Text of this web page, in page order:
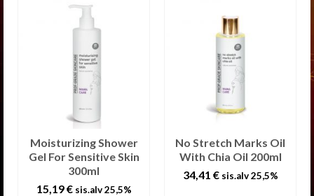
Moisturizing Shower
Gel For Sensitive Skin
300ml
15,19€ sis.alv 25,5%
No Stretch Marks Oil
With Chia Oil 200ml
34,41 € sis.alv 25,5%